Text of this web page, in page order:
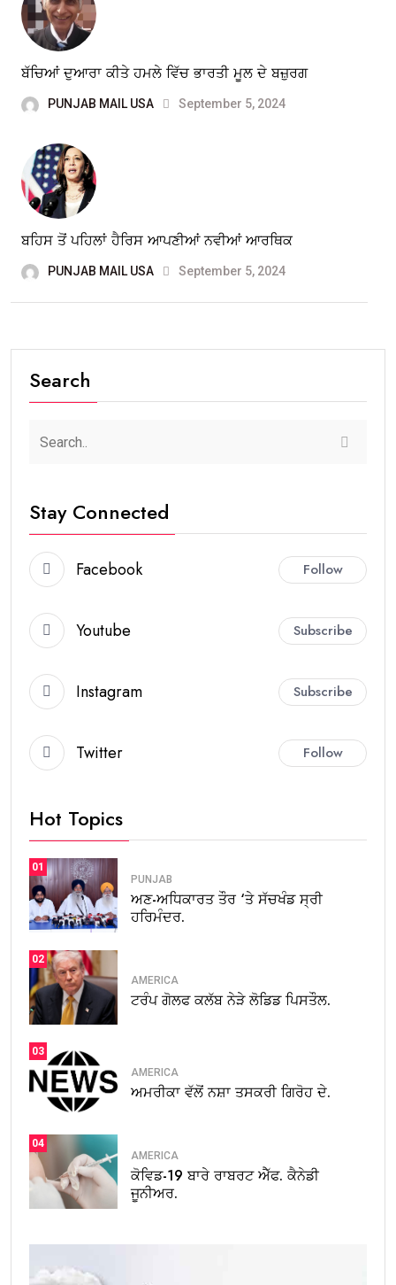
ਬੱਚਿਆਂ ਦੁਆਰਾ ਕੀਤੇ ਹਮਲੇ ਵਿੱਚ ਭਾਰਤੀ ਮੂਲ ਦੇ ਬਜ਼ੁਰਗ
PUNJAB MAIL USA September 5, 2024
ਬਹਿਸ ਤੋਂ ਪਹਿਲਾਂ ਹੈਰਿਸ ਆਪਣੀਆਂ ਨਵੀਆਂ ਆਰਥਿਕ
PUNJAB MAIL USA September 5, 2024
Search
Stay Connected
Facebook Follow
Youtube Subscribe
Instagram Subscribe
Twitter Follow
Hot Topics
01
PUNJAB
ਅਣ-ਅਧਿਕਾਰਤ ਤੌਰ ‘ਤੇ ਸੱਚਖੰਡ ਸ੍ਰੀ
ਹਰਿਮੰਦਰ.
02
AMERICA
ਟਰੰਪ ਗੋਲਫ ਕਲੱਬ ਨੇੜੇ ਲੋਡਿਡ ਪਿਸਤੌਲ.
03
AMERICA
ਅਮਰੀਕਾ ਵੱਲੋਂ ਨਸ਼ਾ ਤਸਕਰੀ ਗਿਰੋਹ ਦੇ.
04
AMERICA
ਕੋਵਿਡ-19 ਬਾਰੇ ਰਾਬਰਟ ਐੱਫ. ਕੈਨੇਡੀ
ਜੂਨੀਅਰ.